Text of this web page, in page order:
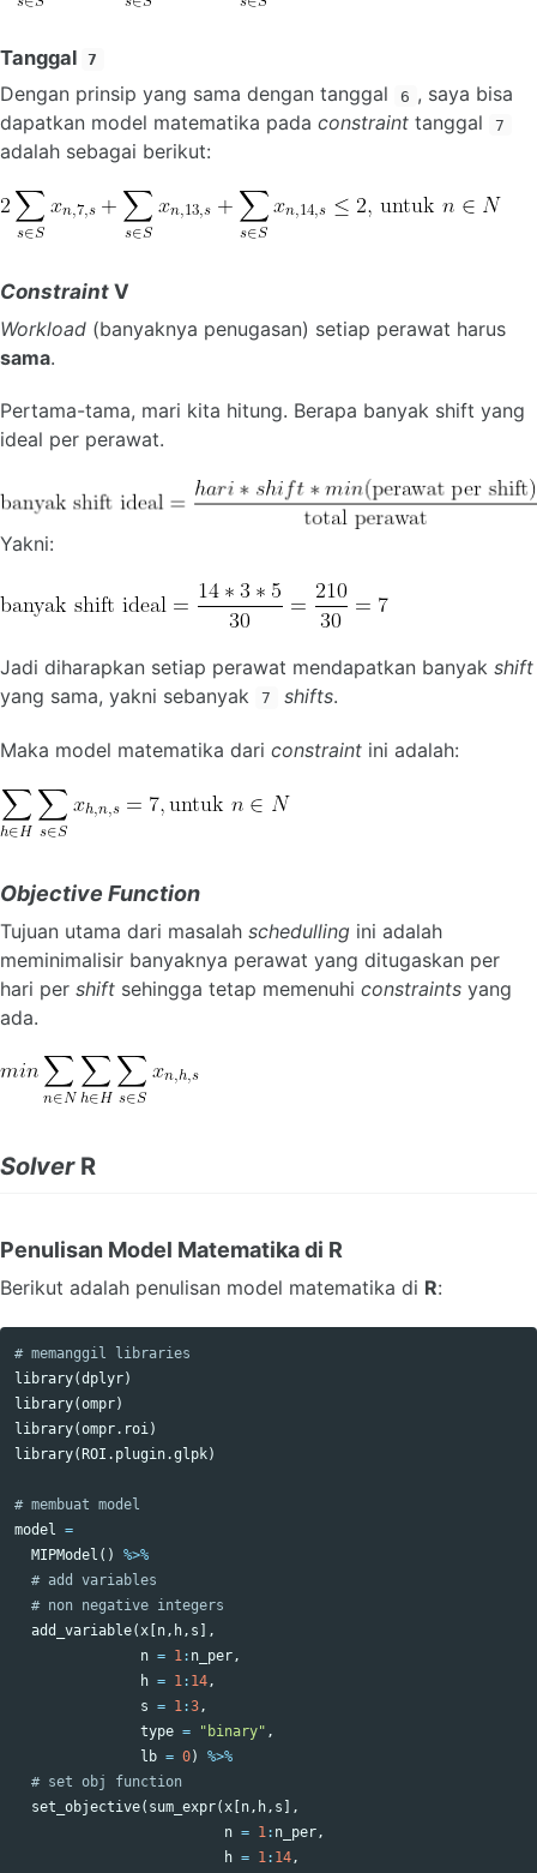
Tanggal 7
Dengan prinsip yang sama dengan tanggal 6 , saya bisa
dapatkan model matematika pada constraint tanggal 7
adalah sebagai berikut:
Constraint V
Workload (banyaknya penugasan) setiap perawat harus
sama.
Pertama-tama, mari kita hitung. Berapa banyak shift yang
ideal per perawat.
Yakni:
Jadi diharapkan setiap perawat mendapatkan banyak shift
yang sama, yakni sebanyak
7 shifts.
Maka model matematika dari constraint ini adalah:
Objective Function
Tujuan utama dari masalah schedulling ini adalah
meminimalisir banyaknya perawat yang ditugaskan per
hari per shift sehingga tetap memenuhi constraints yang
ada.
Solver R
Penulisan Model Matematika di R
Berikut adalah penulisan model matematika di R:
# memanggil libraries
library(dplyr)
library(ompr)
library(ompr.roi)
library( ROI.plugin.glpk)
# membuat model
model =
MIPModel ()
%>%
# add variables
# non negative integers
add_variable(x n, h, s ],
n = 1: n_per,
h = 1: 14,
s = 1:3,
type = "binary" ,
lb = 0)
%>%
# set obj function
set_objective( sum_expr(x n, h, s ],
n = 1: n_per,
h = 1: 14,